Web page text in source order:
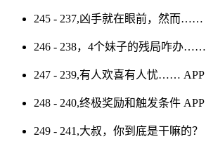
245 - 237,凶手就在眼前，然而……
246 - 238，4个妹子的残局咋办……
247 - 239,有人欢喜有人忧…… APP
248 - 240,终极奖励和触发条件 APP
249 - 241,大叔，你到底是干嘛的？